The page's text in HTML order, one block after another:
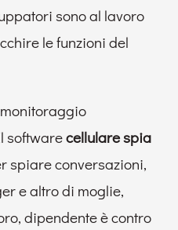
sono al lavoro
le funzioni del
softwarecellulare spia
spiare conversazioni,
e altro di moglie,
dipendente è contro